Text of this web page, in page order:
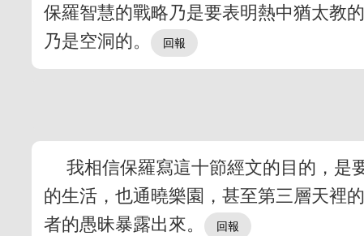
保羅智慧的戰略乃是要表明熱中猶太教
乃是空洞的。
我相信保羅寫這十節經文的目的，是
的生活，也通曉樂園，甚至第三層天裡
者的愚昧暴露出來。